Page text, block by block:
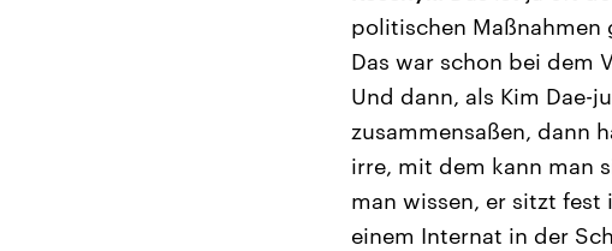
politischen Maßnahmen
Das war schon bei dem
Und dann, als Kim Dae-
zusammensaßen, dann
irre, mit dem kann man
man wissen, er sitzt fest
einem Internat in der